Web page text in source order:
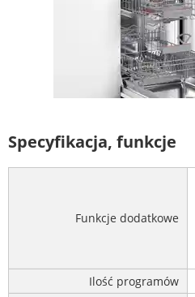
Specyfikacja, funkcje
Funkcje dodatkowe
Ilość programów